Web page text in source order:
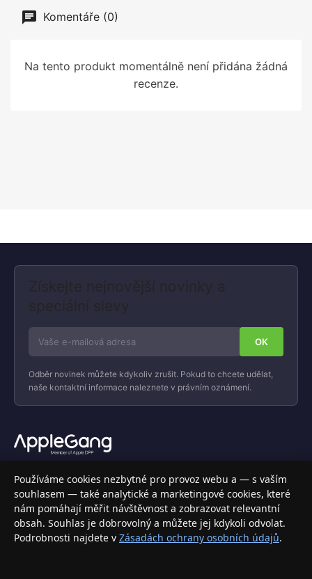
Komentáře (0)
Na tento produkt momentálně není přidána žádná
recenze.
Získejte nejnovější novinky a
speciální slevy
Odběr novinek můžete kdykoliv zrušit. Pokud to chcete udělat,
naše kontaktní informace naleznete v právním oznámení.
Váš specializovaný obchod s Apple produkty, příslušenstvím a
elektronikou. Nakupujte bezpečně a s jistotou.
INFORMACE
Doprava a doručení
Používáme cookies nezbytné pro provoz webu a — s vaším
souhlasem — také analytické a marketingové cookies, které
nám pomáhají měřit návštěvnost a zobrazovat relevantní
obsah. Souhlas je dobrovolný a můžete jej kdykoli odvolat.
Podrobnosti najdete v Zásadách ochrany osobních údajů.